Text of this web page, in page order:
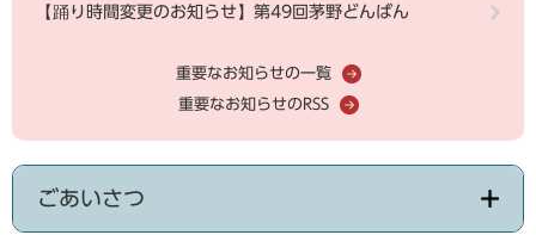
【踊り時間変更のお知らせ】第49回茅野どんばん
重要なお知らせの一覧
重要なお知らせのRSS
ごあいさつ